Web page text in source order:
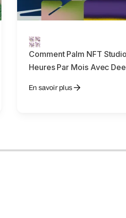
Comment Palm NFT
Heures Par Mois Avec
En savoir plus